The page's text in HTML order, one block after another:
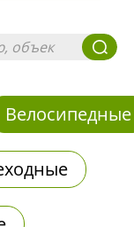
Велосипедные